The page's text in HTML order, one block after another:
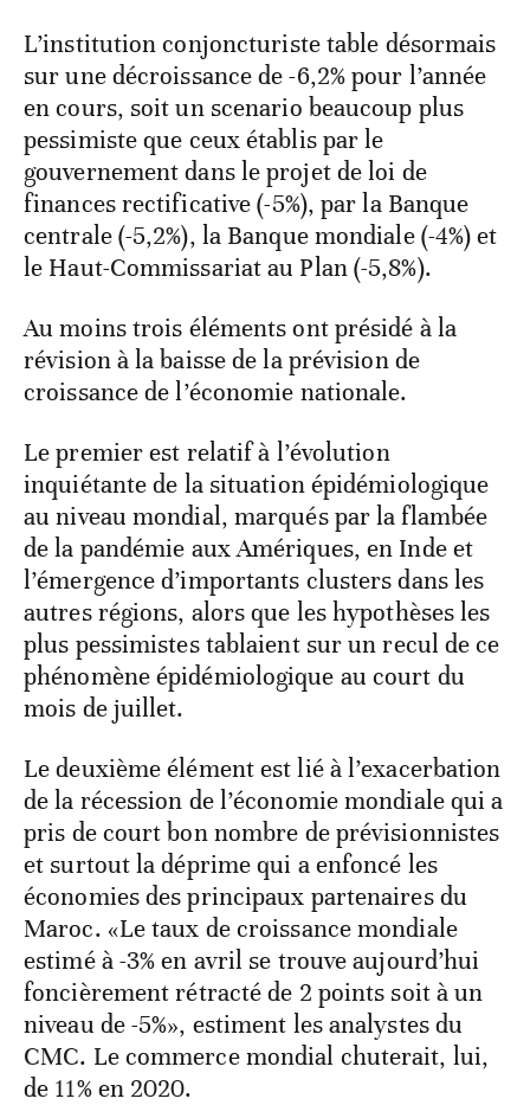
L’institution conjoncturiste table désormais
sur une décroissance de -6,2% pour l’année
en cours, soit un scenario beaucoup plus
pessimiste que ceux établis par le
gouvernement dans le projet de loi de
finances rectificative (-5%), par la Banque
centrale (-5,2%), la Banque mondiale (-4%) et
le Haut-Commissariat au Plan (-5,8%).
Au moins trois éléments ont présidé à la
révision à la baisse de la prévision de
croissance de l’économie nationale.
Le premier est relatif à l’évolution
inquiétante de la situation épidémiologique
au niveau mondial, marqués par la flambée
de la pandémie aux Amériques, en Inde et
l’émergence d’importants clusters dans les
autres régions, alors que les hypothèses les
plus pessimistes tablaient sur un recul de ce
phénomène épidémiologique au court du
mois de juillet.
Le deuxième élément est lié à l’exacerbation
de la récession de l’économie mondiale qui a
pris de court bon nombre de prévisionnistes
et surtout la déprime qui a enfoncé les
économies des principaux partenaires du
Maroc. «Le taux de croissance mondiale
estimé à -3% en avril se trouve aujourd’hui
foncièrement rétracté de 2 points soit à un
niveau de -5%», estiment les analystes du
CMC. Le commerce mondial chuterait, lui,
de 11% en 2020.